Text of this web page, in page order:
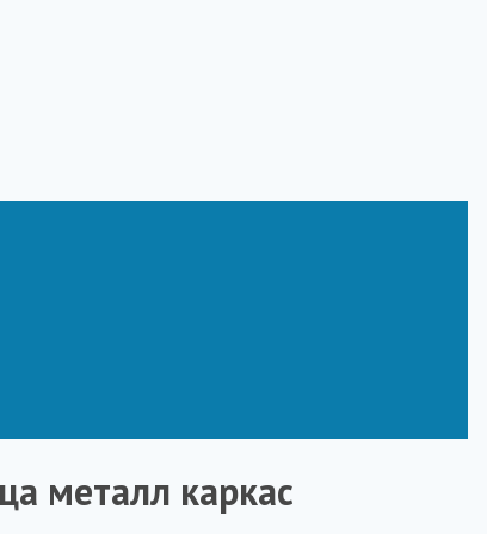
металл каркас